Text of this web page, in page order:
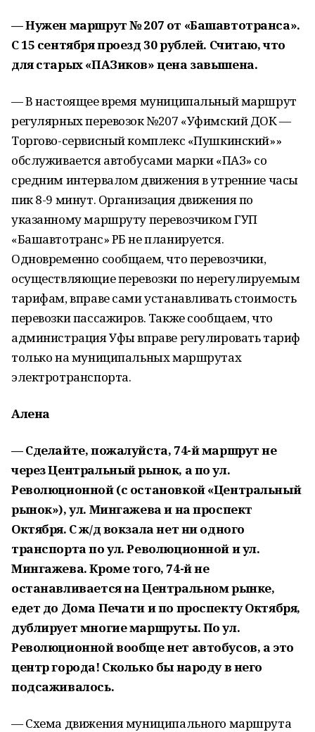
— Нужен маршрут № 207 от «Башавтотранса».
С 15 сентября проезд 30 рублей. Считаю, что
для старых «ПАЗиков» цена завышена.
— В настоящее время муниципальный маршрут
регулярных перевозок №207 «Уфимский ДОК —
Торгово-сервисный комплекс «Пушкинский»»
обслуживается автобусами марки «ПАЗ» со
средним интервалом движения в утренние часы
пик 8-9 минут. Организация движения по
указанному маршруту перевозчиком ГУП
«Башавтотранс» РБ не планируется.
Одновременно сообщаем, что перевозчики,
осуществляющие перевозки по нерегулируемым
тарифам, вправе сами устанавливать стоимость
перевозки пассажиров. Также сообщаем, что
администрация Уфы вправе регулировать тариф
только на муниципальных маршрутах
электротранспорта.
Алена
— Сделайте, пожалуйста, 74-й маршрут не
через Центральный рынок, а по ул.
Революционной (с остановкой «Центральный
рынок»), ул. Мингажева и на проспект
Октября. С ж/д вокзала нет ни одного
транспорта по ул. Революционной и ул.
Мингажева. Кроме того, 74-й не
останавливается на Центральном рынке,
едет до Дома Печати и по проспекту Октября,
дублирует многие маршруты. По ул.
Революционной вообще нет автобусов, а это
центр города! Сколько бы народу в него
подсаживалось.
— Схема движения муниципального маршрута